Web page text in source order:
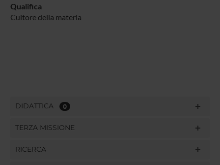
Qualifica
Cultore della materia
DIDATTICA 0
TERZA MISSIONE
RICERCA